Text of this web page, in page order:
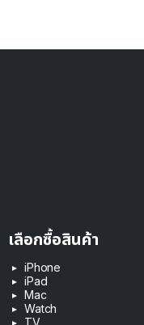
เลือกซื้อสินค้า
iPhone
iPad
Mac
Watch
TV